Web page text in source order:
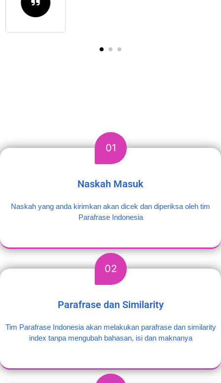
01
Naskah Masuk
Naskah yang anda kirimkan akan dicek dan diperiksa oleh tim
Parafrase Indonesia
02
Parafrase dan Similarity
Tim Parafrase Indonesia akan melakukan parafrase dan similarity
index tanpa mengubah bahasan, isi dan maknanya